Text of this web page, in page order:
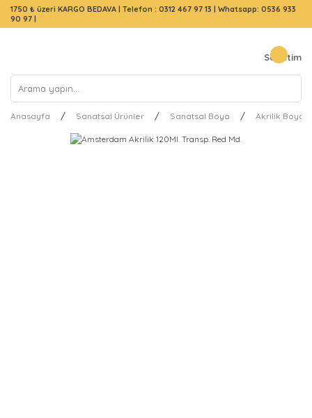
1750 ₺ üzeri KARGO BEDAVA | Telefon : 0312 467 97 13 | Whatsapp: 0536 933
90 97 |
Sepetim
Anasayfa Sanatsal Ürünler Sanatsal Boya Akrilik Boya